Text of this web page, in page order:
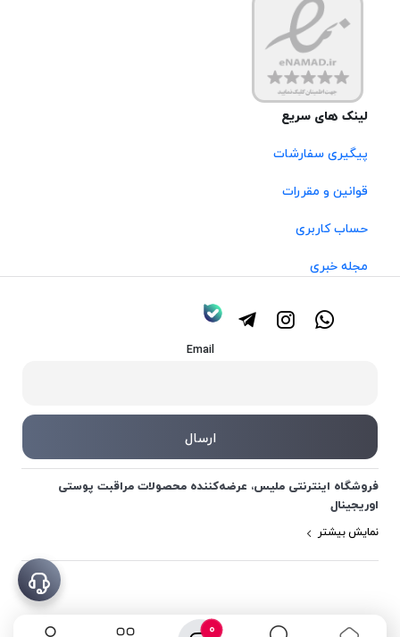
0
لینک های سریع
پیگیری سفارشات
قوانین و مقررات
حساب کاربری
مجله خبری
Email
فروشگاه اینترنتی ملیس، عرضه‌کننده محصولات مراقبت پوستی
اوریجینال
نمایش بیشتر